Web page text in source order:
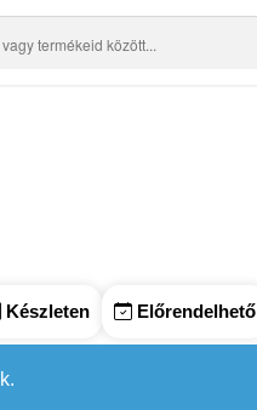
Készleten Előrendelhető